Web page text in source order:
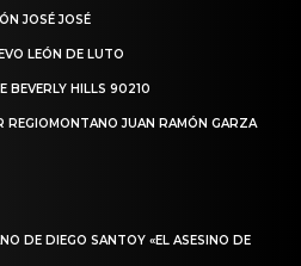
JOSÉ JOSÉ
LEÓN DE LUTO
BEVERLY HILLS 90210
REGIOMONTANO JUAN RAMÓN GARZA
DE DIEGO SANTOY «EL ASESINO DE